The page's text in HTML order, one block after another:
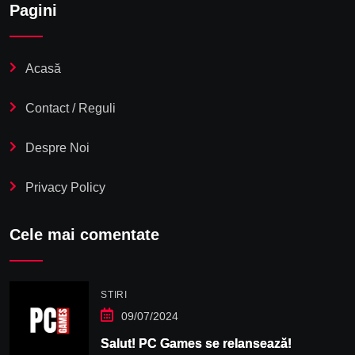
Pagini
Acasă
Contact / Reguli
Despre Noi
Privacy Policy
Cele mai comentate
STIRI
09/07/2024
Salut! PC Games se relansează!